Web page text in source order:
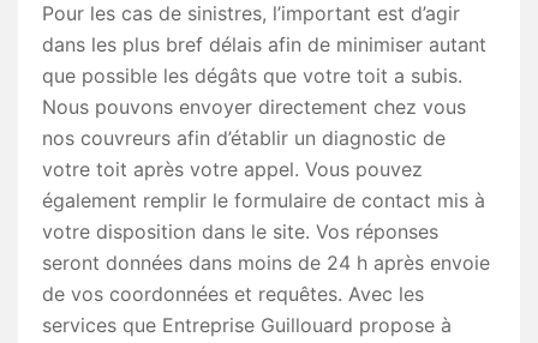
Pour les cas de sinistres, l’important est d’agir
dans les plus bref délais afin de minimiser autant
que possible les dégâts que votre toit a subis.
Nous pouvons envoyer directement chez vous
nos couvreurs afin d’établir un diagnostic de
votre toit après votre appel. Vous pouvez
également remplir le formulaire de contact mis à
votre disposition dans le site. Vos réponses
seront données dans moins de 24 h après envoie
de vos coordonnées et requêtes. Avec les
services que Entreprise Guillouard propose à